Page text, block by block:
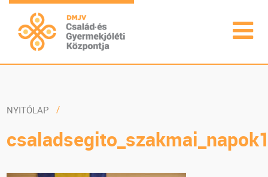
NYITÓLAP